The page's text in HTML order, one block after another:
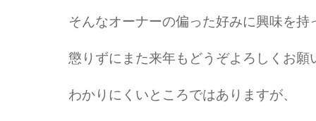
そんなオーナーの偏った好みに興味を持
懲りずにまた来年もどうぞよろしくお願
わかりにくいところではありますが、